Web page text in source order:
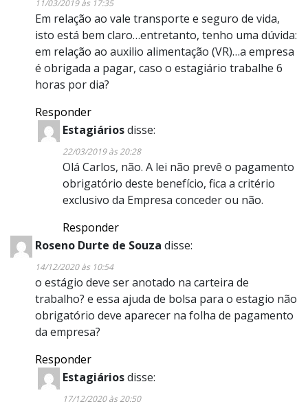
11/03/2019 às 17:35
Em relação ao vale transporte e seguro de vida,
isto está bem claro…entretanto, tenho uma dúvida:
em relação ao auxilio alimentação (VR)…a empresa
é obrigada a pagar, caso o estagiário trabalhe 6
horas por dia?
Responder
Estagiáriosdisse:
22/03/2019 às 20:28
Olá Carlos, não. A lei não prevê o pagamento
obrigatório deste benefício, fica a critério
exclusivo da Empresa conceder ou não.
Responder
Roseno Durte de Souza disse:
14/12/2020 às 10:54
o estágio deve ser anotado na carteira de
trabalho? e essa ajuda de bolsa para o estagio não
obrigatório deve aparecer na folha de pagamento
da empresa?
Responder
Estagiáriosdisse:
17/12/2020 às 20:50